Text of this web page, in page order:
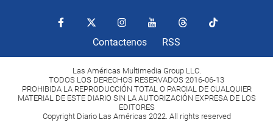
Contactenos RSS
Las Américas Multimedia Group LLC.
TODOS LOS DERECHOS RESERVADOS 2016-06-13
PROHIBIDA LA REPRODUCCIÓN TOTAL O PARCIAL DE CUALQUIER
MATERIAL DE ESTE DIARIO SIN LA AUTORIZACIÓN EXPRESA DE LOS
EDITORES
Copyright Diario Las Américas 2022. All rights reserved